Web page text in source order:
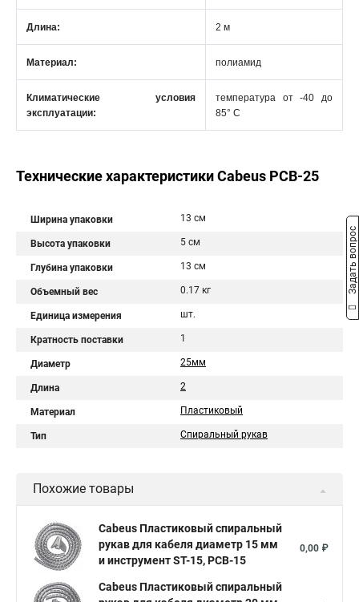
Длина: 2 м
Материал: полиамид
Климатические условия
эксплуатации:
температура от -40 до
85° C
Технические характеристики Cabeus PCB-25
Ширина упаковки 13 см
Высота упаковки 5 см
Глубина упаковки 13 см
Объемный вес 0.17 кг
Единица измерения шт.
Кратность поставки 1
Диаметр 25мм
Длина 2
Материал Пластиковый
Тип Спиральный рукав
Похожие товары
Cabeus Пластиковый спиральный
рукав для кабеля диаметр 15 мм
и инструмент ST-15, PCB-15
0,00 ₽
Cabeus Пластиковый спиральный
Задать вопрос